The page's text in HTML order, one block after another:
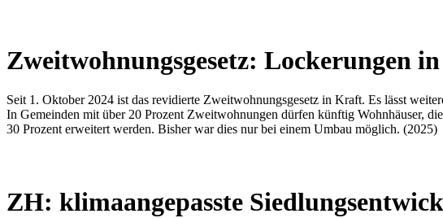
Zweitwohnungsgesetz: Lockerungen
Seit 1. Oktober 2024 ist das revidierte Zweitwohnungsgesetz in Kraft. Es lässt
In Gemeinden mit über 20 Prozent Zweitwohnungen dürfen künftig Wohnhäuser,
30 Prozent erweitert werden. Bisher war dies nur bei einem Umbau möglich. (2025)
ZH: klimaangepasste